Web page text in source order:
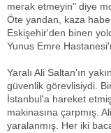
merak etmeyin" diye
Öte yandan, kaza
Eskişehir'den binen
Yunus Emre
Yaralı Ali Saltan'ın
güvenlik görevlisiydi.
İstanbul'a hareket
makinasına çarpmış.
yaralanmış. Her iki